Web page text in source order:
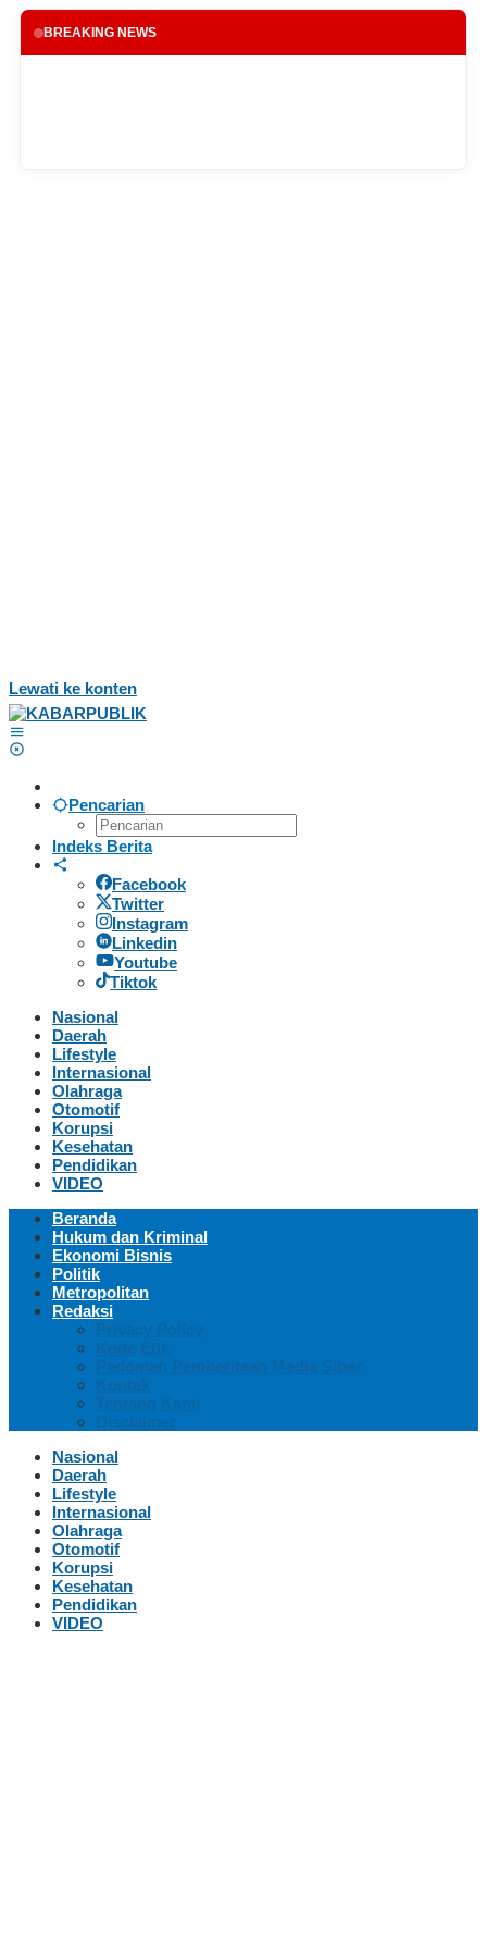
BREAKING NEWS
Lewati ke konten
Pencarian
Indeks Berita
Facebook
Twitter
Instagram
Linkedin
Youtube
Tiktok
Nasional
Daerah
Lifestyle
Internasional
Olahraga
Otomotif
Korupsi
Kesehatan
Pendidikan
VIDEO
Beranda
Hukum dan Kriminal
Ekonomi Bisnis
Politik
Metropolitan
Redaksi
Privacy Policy
Kode Etik
Pedoman Pemberitaan Media Siber
Kontak
Tentang Kami
Disclaimer
Nasional
Daerah
Lifestyle
Internasional
Olahraga
Otomotif
Korupsi
Kesehatan
Pendidikan
VIDEO